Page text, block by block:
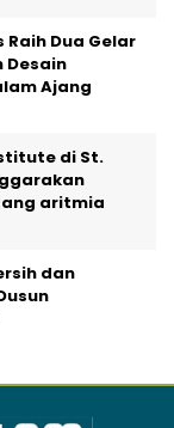
Dua Gelar
Desain
Ajang
di St.
aritmia
dan